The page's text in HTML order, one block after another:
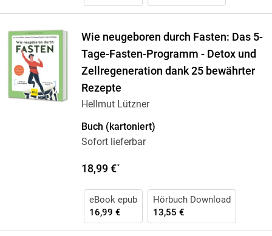
Wie neugeboren durch Fasten: Das 5-
Tage-Fasten-Programm - Detox und
Zellregeneration dank 25 bewährter
Rezepte
Hellmut Lützner
Buch (kartoniert)
Sofort lieferbar
18,99 €*
eBook epub
16,99 €
Hörbuch Download
13,55 €